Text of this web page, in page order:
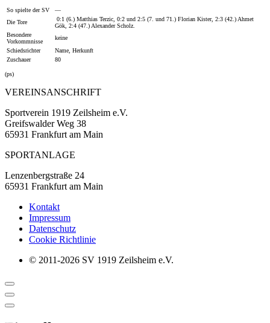
So spielte der SV
—
Die Tore
0:1 (6.) Matthias Terzic, 0:2 und 2:5 (7. und 71.) Florian Kister, 2:3 (42.) Ahmet
Gök, 2:4 (47.) Alexander Scholz.
Besondere
Vorkommnisse
keine
Schiedsrichter
Name, Herkunft
Zuschauer
80
(ps)
VEREINSANSCHRIFT
Sportverein 1919 Zeilsheim e.V.
Greifswalder Weg 38
65931 Frankfurt am Main
SPORTANLAGE
Lenzenbergstraße 24
65931 Frankfurt am Main
Kontakt
Impressum
Datenschutz
Cookie Richtlinie
© 2011-2026 SV 1919 Zeilsheim e.V.